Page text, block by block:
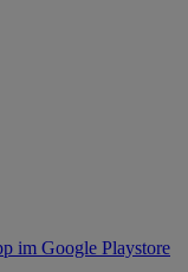
im Google Playstore